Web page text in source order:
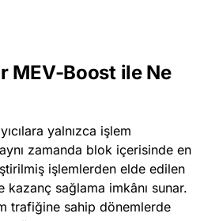
MEV-Boost ile Ne
yalnızca işlem
zamanda blok içerisinde en
işlemlerden elde edilen
kazanç sağlama imkânı sunar.
trafiğine sahip dönemlerde